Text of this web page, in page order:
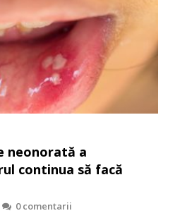
neonorată a
continua să facă
0 comentarii